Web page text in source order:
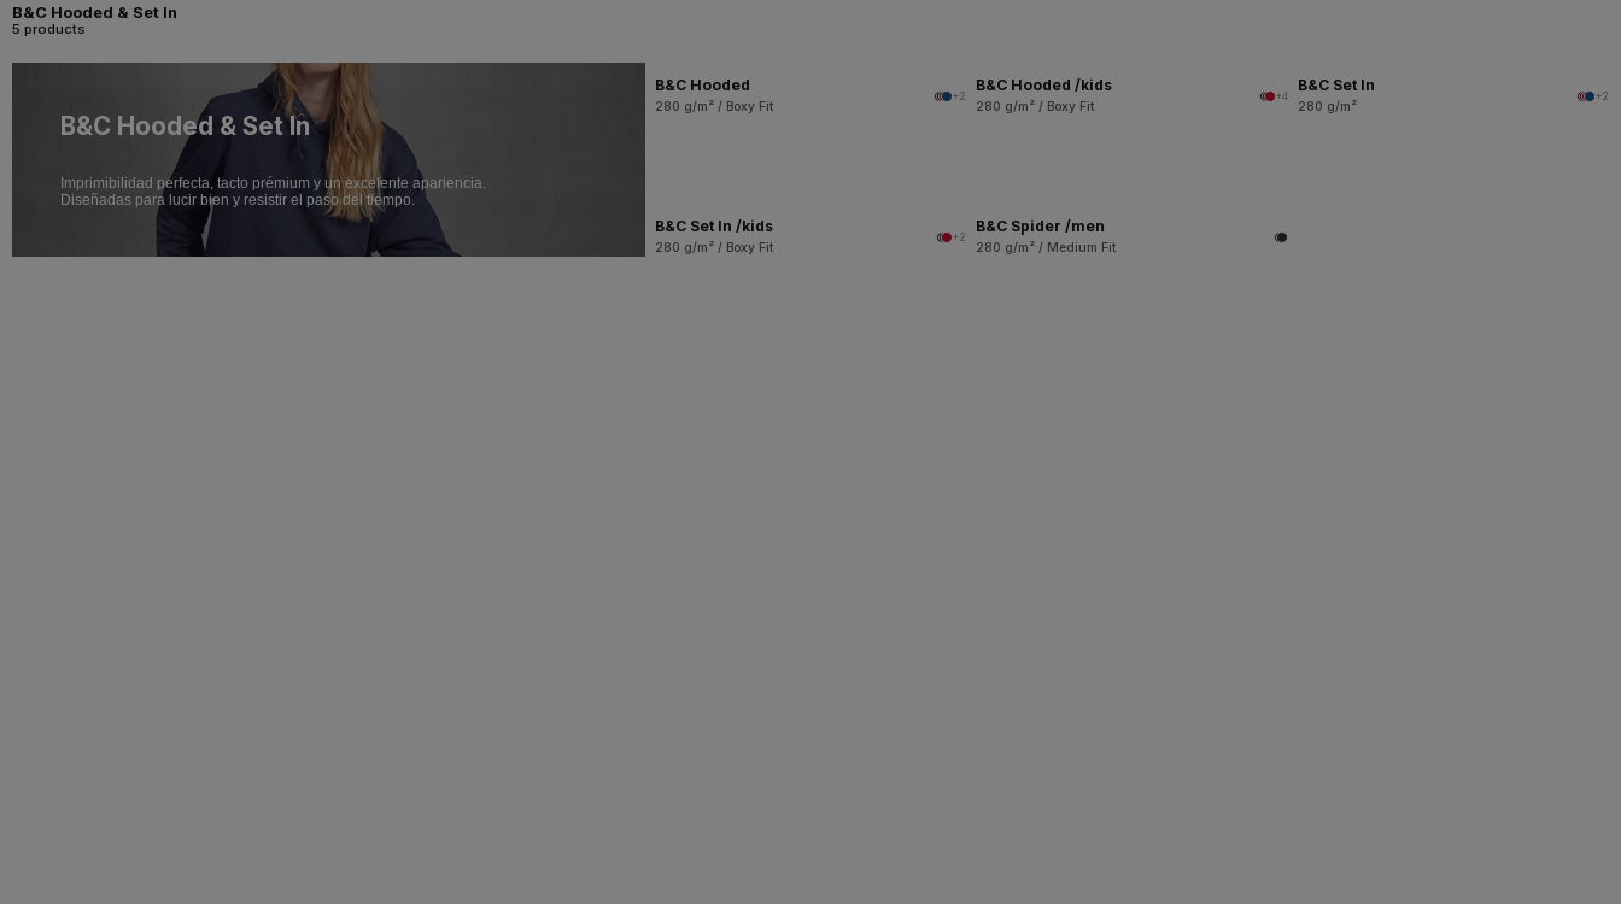
B&C Hooded & Set In
5 products
B&C Hooded & Set In
Imprimibilidad perfecta, tacto prémium y un excelente apariencia.
Diseñadas para lucir bien y resistir el paso del tiempo.
B&C Hooded
280 g/m² / Boxy Fit
+2
B&C Hooded /kids
280 g/m² / Boxy Fit
+4
B&C Set In
280 g/m²
+2
B&C Set In /kids
280 g/m² / Boxy Fit
+2
B&C Spider /men
280 g/m² / Medium Fit